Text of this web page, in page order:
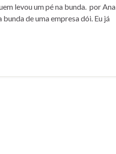
levou um pé na bunda. por Ana
de uma empresa dói. Eu já